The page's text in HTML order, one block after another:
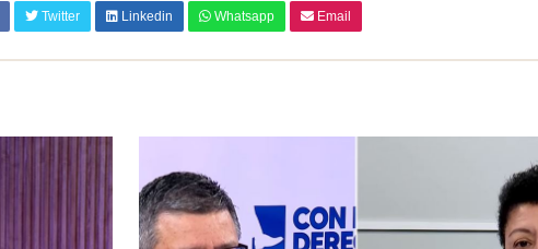
Twitter Linkedin Whatsapp Email